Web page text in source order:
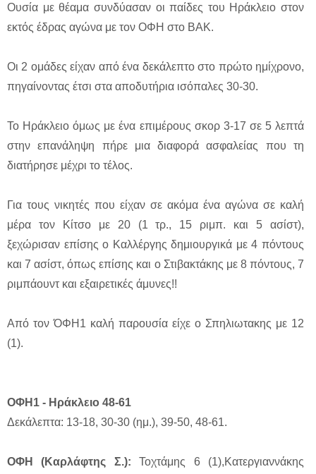
Ουσία με θέαμα συνδύασαν οι παίδες του Ηράκλειο στον
εκτός έδρας αγώνα με τον ΟΦΗ στο ΒΑΚ.
Οι 2 ομάδες είχαν από ένα δεκάλεπτο στο πρώτο ημίχρονο,
πηγαίνοντας έτσι στα αποδυτήρια ισόπαλες 30-30.
Το Ηράκλειο όμως με ένα επιμέρους σκορ 3-17 σε 5 λεπτά
στην επανάληψη πήρε μια διαφορά ασφαλείας που τη
διατήρησε μέχρι το τέλος.
Για τους νικητές που είχαν σε ακόμα ένα αγώνα σε καλή
μέρα τον Κίτσο με 20 (1 τρ., 15 ριμπ. και 5 ασίστ),
ξεχώρισαν επίσης ο Καλλέργης δημιουργικά με 4 πόντους
και 7 ασίστ, όπως επίσης και ο Στιβακτάκης με 8 πόντους, 7
ριμπάουντ και εξαιρετικές άμυνες!!
Από τον ΌΦΗ1 καλή παρουσία είχε ο Σπηλιωτακης με 12
(1).
ΟΦΗ1 - Ηράκλειο 48-61
Δεκάλεπτα: 13-18, 30-30 (ημ.), 39-50, 48-61.
ΟΦΗ (Καρλάφτης Σ.):Τοχτάμης 6 (1),Κατεργιαννάκης